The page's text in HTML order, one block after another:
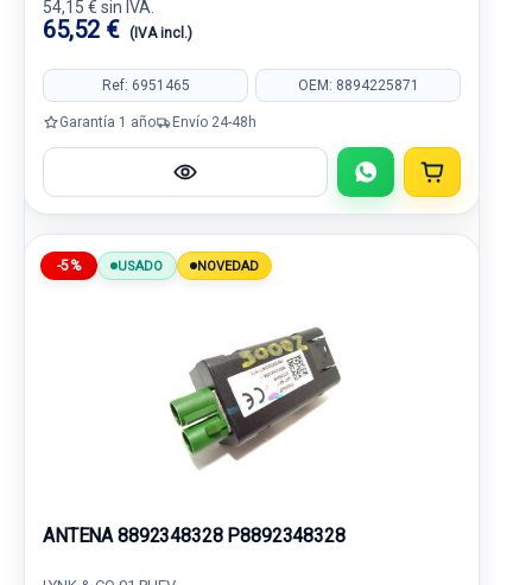
54,15 € sin IVA.
65,52 € (IVA incl.)
Ref: 6951465 OEM: 8894225871
Garantía 1 año Envío 24-48h
-5% USADO NOVEDAD
ANTENA 8892348328 P8892348328